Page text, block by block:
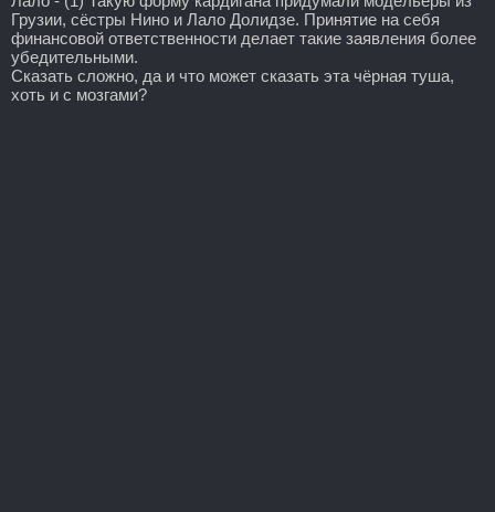
Грузии, сёстры Нино и Лало Долидзе. Принятие на себя
финансовой ответственности делает такие заявления более
убедительными.
Сказать сложно, да и что может сказать эта чёрная туша,
хоть и с мозгами?